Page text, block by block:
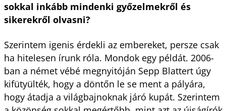
sokkal inkább mindenki győzelmekről és
sikerekről olvasni?
Szerintem igenis érdekli az embereket, persze csak
ha hitelesen írunk róla. Mondok egy példát. 2006-
ban a német vébé megnyitóján Sepp Blattert úgy
kifütyülték, hogy a döntőn le se ment a pályára,
hogy átadja a világbajnoknak járó kupát. Szerintem